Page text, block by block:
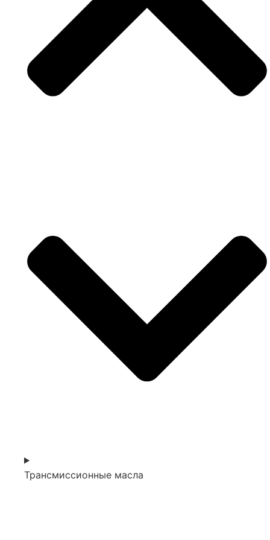
Трансмиссионные масла